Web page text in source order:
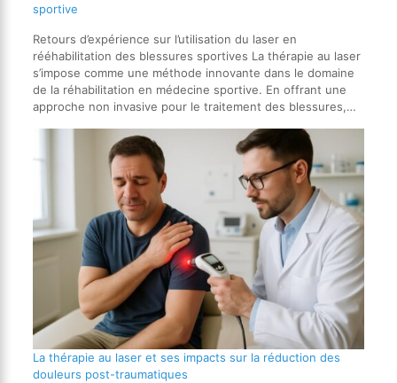
sportive
Retours d’expérience sur l’utilisation du laser en
rééhabilitation des blessures sportives La thérapie au laser
s’impose comme une méthode innovante dans le domaine
de la réhabilitation en médecine sportive. En offrant une
approche non invasive pour le traitement des blessures,…
La thérapie au laser et ses impacts sur la réduction des
douleurs post-traumatiques